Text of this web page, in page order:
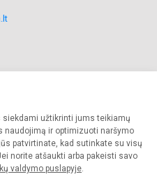
užtikrinti jums teikiamų
naudojimą ir optimizuoti naršymo
patvirtinate, kad sutinkate su visų
norite atšaukti arba pakeisti savo
valdymo puslapyje.
Visos teisės saugomos.
sutikimo griežtai draudžiama.
Slapukų valdymas